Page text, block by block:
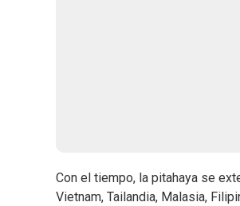
Con el tiempo, la pitahaya se
Vietnam, Tailandia, Malasia,